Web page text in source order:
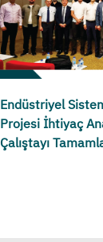
Endüstriyel
Projesi İhtiyaç
Çalıştayı